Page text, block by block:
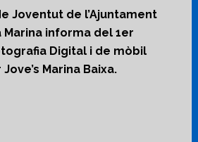
Joventut de l’Ajuntament
Marina informa del 1er
Digital i de mòbil
Marina Baixa.